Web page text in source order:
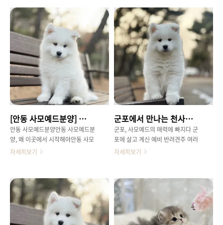
는사모예드에 대해 이야기해 보려고
해요.도봉 사모예드분양을 계획하고
계신분들이라면, 이 하얀 털뭉치 친
구들이 가진특별한 매력에 대해 미리
알아두는 것이 좋답니다.사모예드는
특유의 '웃는 듯한' 표정으로많은 사
람들의 마음을 사로잡죠.마치 늘 행
복한 미소를 짓고 있는 듯한모습은
보는 이로 하여금 긍정적인 에너지를
느끼게 합니다.​사모예드의 이중모,
제대로 관리하는 꿀팁 사모예드의 가
장 큰 특징 중 하나는 바로풍성하고
아름다운 이중모입니다.겉털은 길고
곧으며, 속털은 부드럽고촘촘하여 추
운 날씨에도 끄떡없도록 체온을유지
시켜 주죠.하지만 이 아름다운 ..
은 사랑을 받는사모예드는 경산 지역
에서도 꾸준히 인기를얻고 있습니다.
오늘은 경산 사모예드분양을 고려하
시는분들을 위해 꼭 알아야 할 정보
들을꼼꼼하게 정리해 드릴게요. 경산
사모예드분양우리 집의 새로운 가족,
사모예드 미리경산 사모예드분양알
아보기 사모예드는 '스마일 독'이라
는 별명처럼언제나 웃는 듯한 표정이
정말 매력적인 견종입니다.이는 입꼬
리가 살짝 올라간 구조때문인데요,
덕분에 보는 사람까지 기분좋게 만드
는 특별한 능력을 가지고 있죠.풍성
하고 하얀 이중모는 추운 시베리아지
방에서 추위를 견디기 위해 발달했는
데,덕분에 여름에는 시원하고 겨..
[안동 사모예드분양] 행복을 부르는 하얀 천사, 우리 집으로 초대하는 법
안동 사모예드분양안동 사모예드분
양, 왜 이곳에서 시작해야안동 사모
예드분양할까요?가족을 기다리는 하
으로 새로운 가족을 맞이할준비가 되
셨다면, 안동 사모예드분양에 대한정
확한 정보를 바탕으로 신중하게 접근
하는것이 중요합니다.특히 사모예드
는 많은 관심과 사랑을 받는만큼, 믿
자세히보기
군포에서 만나는 천사견, 사모예드분양 제대로 받는 법
군포, 사모예드의 매력에 빠지다 군
포에 살고 계신 예비 반려견주 여러
분,요즘처럼 선선한 바람이 불기 시
리를 함께 채워줄가족을 맞이할 준비
를 하시는 분들이 많으실것 같습니
다.특히 그중에서도 하얗고 복슬복슬
한 털,언제나 웃는 듯한 사랑스러운
표정으로 많은분들의 마음을 사로잡
자세히보기